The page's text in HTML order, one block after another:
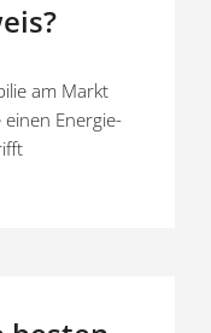
am Markt
einen Energie­